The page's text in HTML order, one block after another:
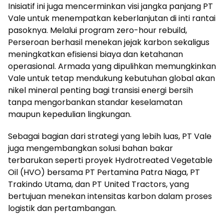
Inisiatif ini juga mencerminkan visi jangka panjang PT
Vale untuk menempatkan keberlanjutan di inti rantai
pasoknya. Melalui program zero-hour rebuild,
Perseroan berhasil menekan jejak karbon sekaligus
meningkatkan efisiensi biaya dan ketahanan
operasional. Armada yang dipulihkan memungkinkan
Vale untuk tetap mendukung kebutuhan global akan
nikel mineral penting bagi transisi energi bersih
tanpa mengorbankan standar keselamatan
maupun kepedulian lingkungan.
Sebagai bagian dari strategi yang lebih luas, PT Vale
juga mengembangkan solusi bahan bakar
terbarukan seperti proyek Hydrotreated Vegetable
Oil (HVO) bersama PT Pertamina Patra Niaga, PT
Trakindo Utama, dan PT United Tractors, yang
bertujuan menekan intensitas karbon dalam proses
logistik dan pertambangan.